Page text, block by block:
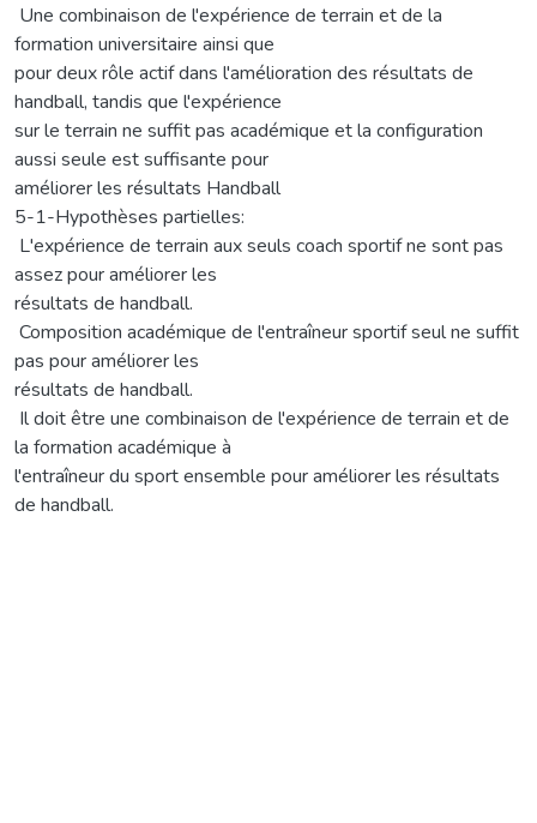
­ Une combinaison de l'expérience de terrain et de la
formation universitaire ainsi que
pour deux rôle actif dans l'amélioration des résultats de
handball, tandis que l'expérience
sur le terrain ne suffit pas académique et la configuration
aussi seule est suffisante pour
améliorer les résultats Handball
5-1-Hypothèses partielles:
­ L'expérience de terrain aux seuls coach sportif ne sont pas
assez pour améliorer les
résultats de handball.
­ Composition académique de l'entraîneur sportif seul ne suffit
pas pour améliorer les
résultats de handball.
­ Il doit être une combinaison de l'expérience de terrain et de
la formation académique à
l'entraîneur du sport ensemble pour améliorer les résultats
de handball.